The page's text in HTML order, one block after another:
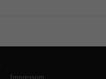
Impressum